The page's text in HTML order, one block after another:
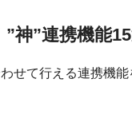
神”連携機能
せて行える連携機